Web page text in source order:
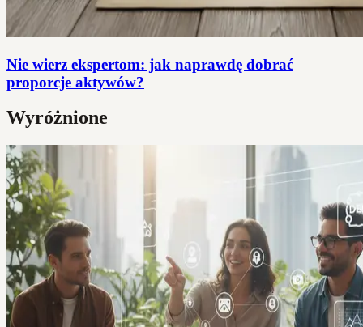
Nie wierz ekspertom: jak naprawdę dobrać
proporcje aktywów?
Wyróżnione